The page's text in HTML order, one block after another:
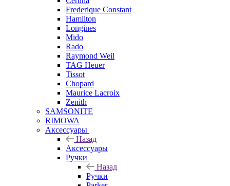
Frederique Constant
Hamilton
Longines
Mido
Rado
Raymond Weil
TAG Heuer
Tissot
Chopard
Maurice Lacroix
Zenith
SAMSONITE
RIMOWA
Аксессуары
Назад
Аксессуары
Ручки
Назад
Ручки